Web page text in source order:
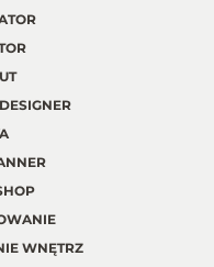
WNĘTRZ